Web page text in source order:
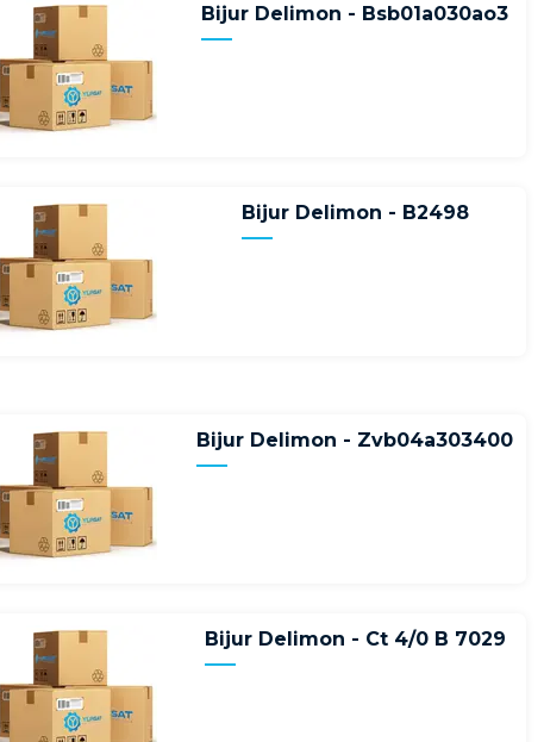
Bijur Delimon - Bsb01a030ao3
Bijur Delimon - B2498
Bijur Delimon - Zvb04a303400
Bijur Delimon - Ct 4/0 B 7029